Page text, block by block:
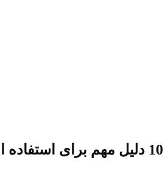
10 دلیل مهم برای استفاده از گالوانیزه گرم